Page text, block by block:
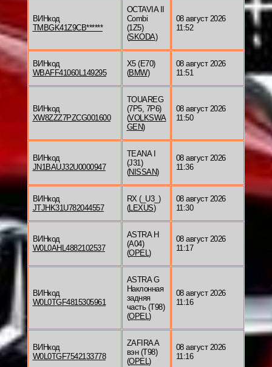
ВИНкод
TMBGK41Z9CB******
OCTAVIA II
Combi
(1Z5)
(SKODA)
08 август 2026
11:52
ВИНкод
WBAFF41060L149295
X5 (E70)
(BMW)
08 август 2026
11:51
ВИНкод
XW8ZZZ7PZCG001600
TOUAREG
(7P5, 7P6)
(VOLKSWA
GEN)
08 август 2026
11:50
ВИНкод
JN1BAUJ32U0000947
TEANA I
(J31)
(NISSAN)
08 август 2026
11:36
ВИНкод
JTJHK31U782044557
RX (_U3_)
(LEXUS)
08 август 2026
11:30
ВИНкод
W0L0AHL4882102537
ASTRA H
(A04)
(OPEL)
08 август 2026
11:17
ВИНкод
W0L0TGF4815305961
ASTRA G
Наклонная
задняя
часть (T98)
(OPEL)
08 август 2026
11:16
ВИНкод
W0L0TGF7542133778
ZAFIRA A
вэн (T98)
(OPEL)
08 август 2026
11:16